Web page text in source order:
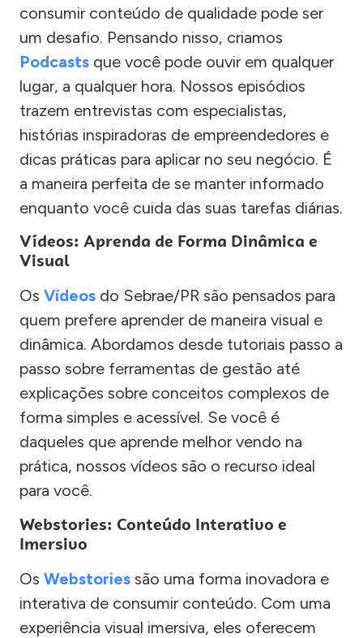
consumir conteúdo de qualidade pode ser
um desafio. Pensando nisso, criamos
Podcasts que você pode ouvir em qualquer
lugar, a qualquer hora. Nossos episódios
trazem entrevistas com especialistas,
histórias inspiradoras de empreendedores e
dicas práticas para aplicar no seu negócio. É
a maneira perfeita de se manter informado
enquanto você cuida das suas tarefas diárias.
Vídeos: Aprenda de Forma Dinâmica e
Visual
Os Vídeos do Sebrae/PR são pensados para
quem prefere aprender de maneira visual e
dinâmica. Abordamos desde tutoriais passo a
passo sobre ferramentas de gestão até
explicações sobre conceitos complexos de
forma simples e acessível. Se você é
daqueles que aprende melhor vendo na
prática, nossos vídeos são o recurso ideal
para você.
Webstories: Conteúdo Interativo e
Imersivo
Os Webstories são uma forma inovadora e
interativa de consumir conteúdo. Com uma
experiência visual imersiva, eles oferecem